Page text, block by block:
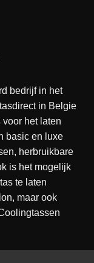
bedrijf in het
in Belgie
het laten
basic en luxe
herbruikbare
is het mogelijk
te laten
maar ook